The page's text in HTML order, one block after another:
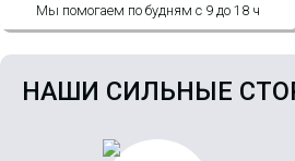
Мы помогаем по будням с 9 до 18 ч
НАШИ СИЛЬНЫЕ